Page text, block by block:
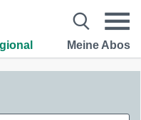
Meine Abos